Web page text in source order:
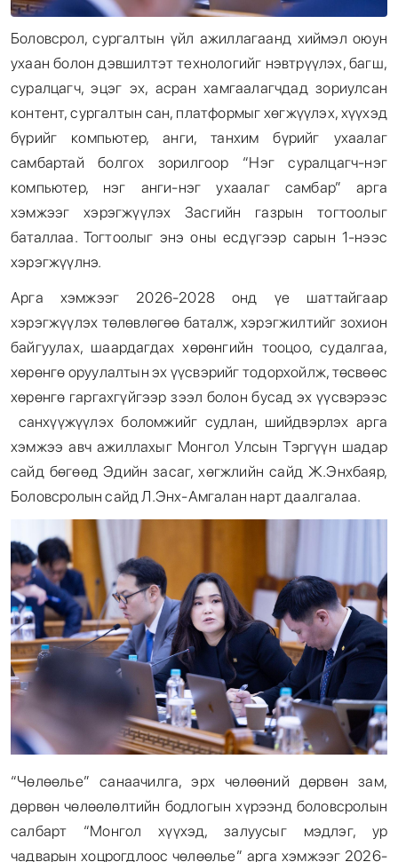
Боловсрол, сургалтын үйл ажиллагаанд хиймэл оюун
ухаан болон дэвшилтэт технологийг нэвтрүүлэх, багш,
суралцагч, эцэг эх, асран хамгаалагчдад зориулсан
контент, сургалтын сан, платформыг хөгжүүлэх, хүүхэд
бүрийг компьютер, анги, танхим бүрийг ухаалаг
самбартай болгох зорилгоор “Нэг суралцагч-нэг
компьютер, нэг анги-нэг ухаалаг самбар” арга
хэмжээг хэрэгжүүлэх Засгийн газрын тогтоолыг
баталлаа. Тогтоолыг энэ оны есдүгээр сарын 1-нээс
хэрэгжүүлнэ.
Арга хэмжээг 2026-2028 онд үе шаттайгаар
хэрэгжүүлэх төлөвлөгөө баталж, хэрэгжилтийг зохион
байгуулах, шаардагдах хөрөнгийн тооцоо, судалгаа,
хөрөнгө оруулалтын эх үүсвэрийг тодорхойлж, төсвөөс
хөрөнгө гаргахгүйгээр зээл болон бусад эх үүсвэрээс
санхүүжүүлэх боломжийг судлан, шийдвэрлэх арга
хэмжээ авч ажиллахыг Монгол Улсын Тэргүүн шадар
сайд бөгөөд Эдийн засаг, хөгжлийн сайд Ж.Энхбаяр,
Боловсролын сайд Л.Энх-Амгалан нарт даалгалаа.
“Чөлөөлье” санаачилга, эрх чөлөөний дөрвөн зам,
дөрвөн чөлөөлөлтийн бодлогын хүрээнд боловсролын
салбарт “Монгол хүүхэд, залуусыг мэдлэг, ур
чадварын хоцрогдлоос чөлөөлье” арга хэмжээг 2026-